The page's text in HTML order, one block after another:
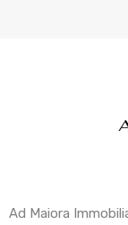
Ad Maiora